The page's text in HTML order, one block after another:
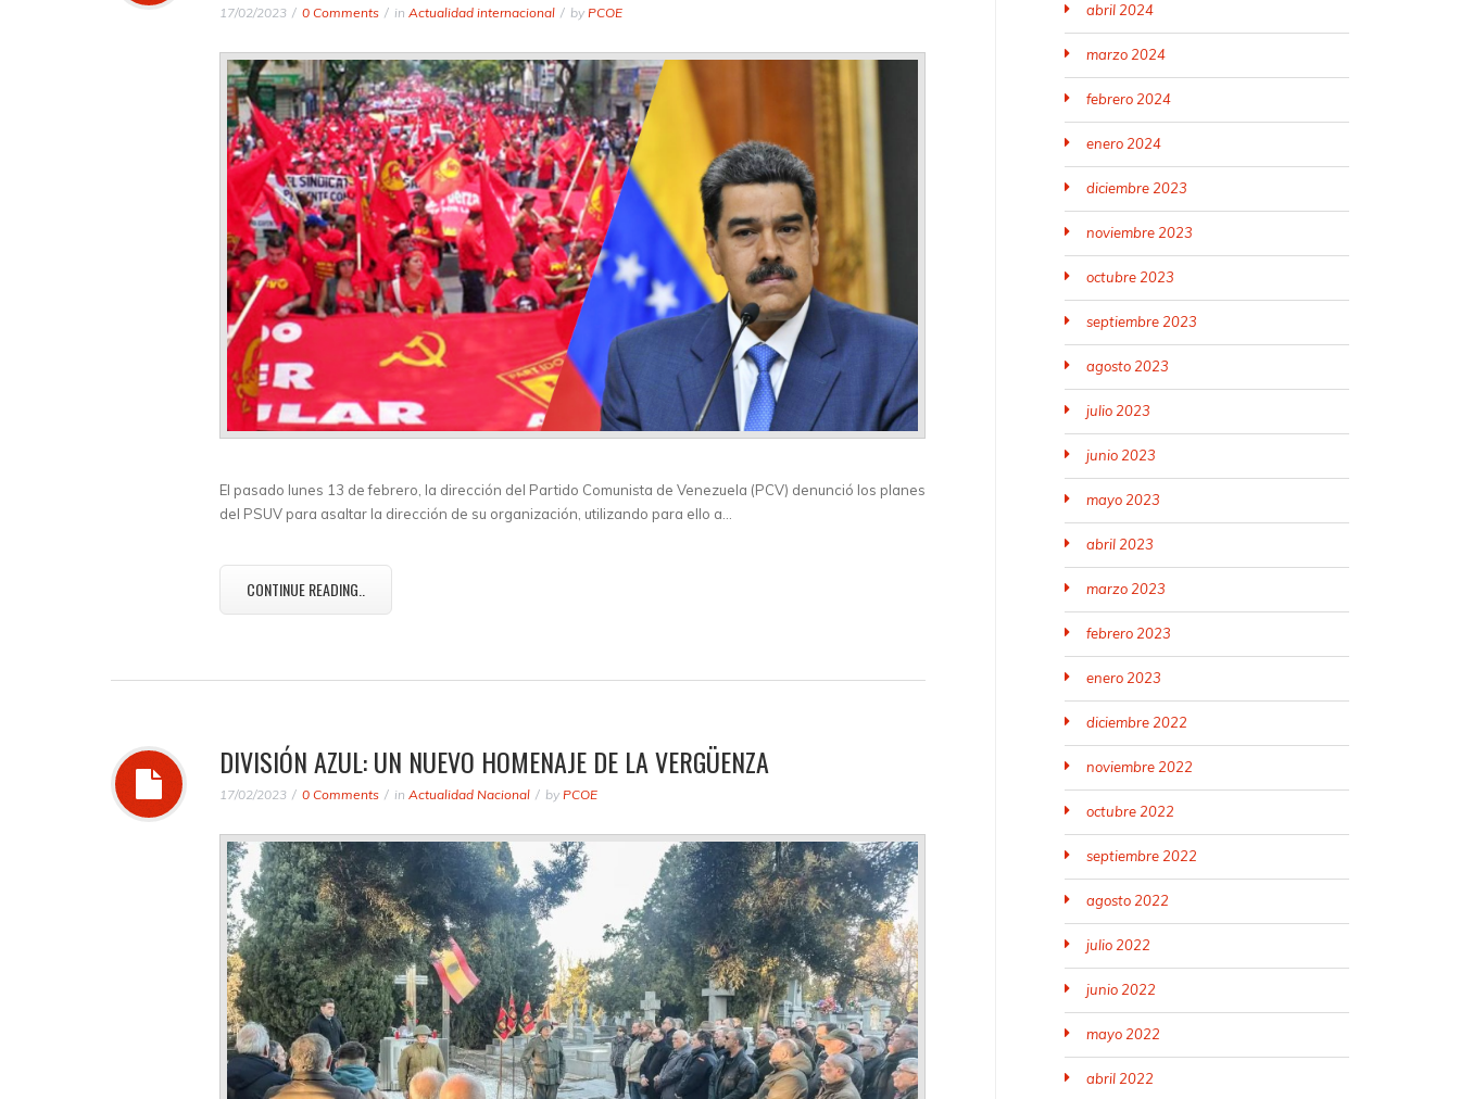
17/02/2023 0 Comments in Actualidad internacional by PCOE
El pasado lunes 13 de febrero, la dirección del Partido Comunista de Venezuela (PCV) denunció los planes
del PSUV para asaltar la dirección de su organización, utilizando para ello a…
CONTINUE READING..
DIVISIÓN AZUL: UN NUEVO HOMENAJE DE LA VERGÜENZA
17/02/2023 0 Comments in Actualidad Nacional by PCOE
abril 2024
marzo 2024
febrero 2024
enero 2024
diciembre 2023
noviembre 2023
octubre 2023
septiembre 2023
agosto 2023
julio 2023
junio 2023
mayo 2023
abril 2023
marzo 2023
febrero 2023
enero 2023
diciembre 2022
noviembre 2022
octubre 2022
septiembre 2022
agosto 2022
julio 2022
junio 2022
mayo 2022
abril 2022